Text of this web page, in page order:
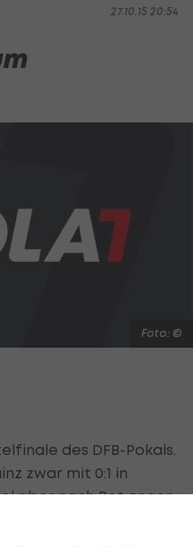
27.10.15 20:54
Foto: ©
des DFB-Pokals.
zwar mit 0:1 in
aber nach Rot gegen
aus (70.), ehe Joker